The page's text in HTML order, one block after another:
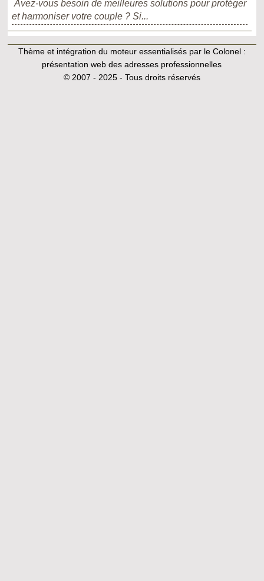
Avez-vous besoin de meilleures solutions pour protéger
et harmoniser votre couple ? Si...
Thème et intégration du moteur essentialisés par le Colonel :
présentation web des adresses professionnelles
© 2007 - 2025 - Tous droits réservés